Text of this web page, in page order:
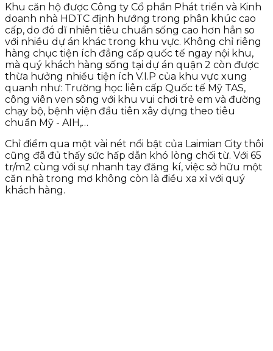
Khu căn hộ được Công ty Cổ phần Phát triển và Kinh
doanh nhà HDTC định hướng trong phân khúc cao
cấp, do đó dĩ nhiên tiêu chuẩn sống cao hơn hẳn so
với nhiều dự án khác trong khu vực. Không chỉ riêng
hàng chục tiện ích đẳng cấp quốc tế ngay nội khu,
mà quý khách hàng sống tại dự án quận 2 còn được
thừa hưởng nhiều tiện ích V.I.P của khu vực xung
quanh như: Trường học liên cấp Quốc tế Mỹ TAS,
công viên ven sông với khu vui chơi trẻ em và đường
chạy bộ, bệnh viện đầu tiên xây dựng theo tiêu
chuẩn Mỹ - AIH,…
Chỉ điểm qua một vài nét nổi bật của Laimian City thôi
cũng đã đủ thấy sức hấp dẫn khó lòng chối từ. Với 65
tr/m2 cùng với sự nhanh tay đăng kí, việc sở hữu một
căn nhà trong mơ không còn là điều xa xỉ với quý
khách hàng.